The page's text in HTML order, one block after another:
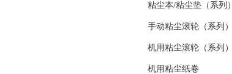
粘尘本/粘尘垫（系列）
手动粘尘滚轮（系列）
机用粘尘滚轮（系列）
机用粘尘纸卷